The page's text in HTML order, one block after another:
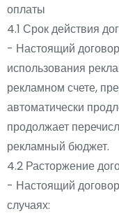
оплаты
4.1 Срок действия
- Настоящий
использования
рекламном счете,
автоматически
продолжает
рекламный бюджет.
4.2 Расторжение
- Настоящий
случаях: